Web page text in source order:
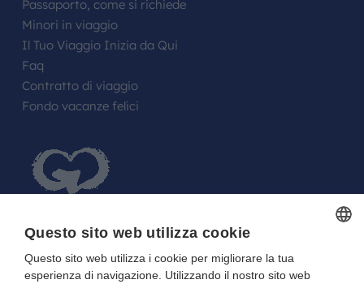
Passaporto, come si richiede
Minori in viaggio
Il Tuo Viaggio Inizia da Qui
Faq
Contratto di viaggio
Fondo vacanze felici
FARE UN REGALO AGLI SPOSI O A UN
Questo sito web utilizza cookie
Questo sito web utilizza i cookie per migliorare la tua
esperienza di navigazione. Utilizzando il nostro sito web